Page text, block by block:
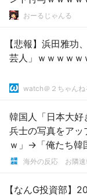
おーるじゃんる
【悲報】浜田雅功
芸人」ｗｗｗｗｗ
watch＠２ちゃんね
韓国人「日本大
兵士の写真をアッ
ｗ」→「俺たち韓
か？」「日本信
海外の反応 お隣速
【なんG投資部】